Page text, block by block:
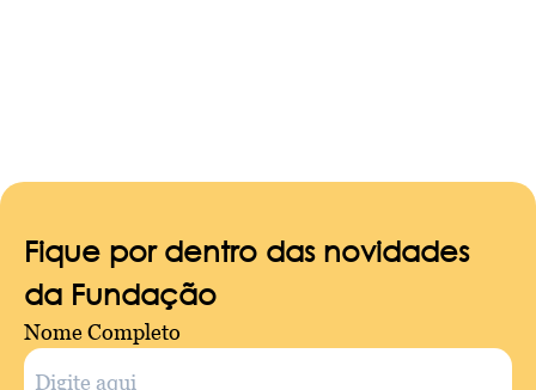
Fique por dentro das novidades
da Fundação
Nome Completo